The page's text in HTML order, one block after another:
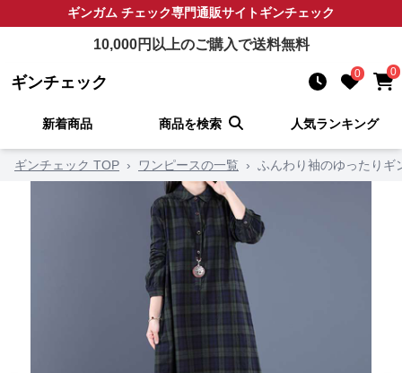
ギンガム チェック専門通販サイトギンチェック
10,000円以上のご購入で送料無料
ギンチェック 0 0
新着商品 商品を検索 人気ランキング
ギンチェック TOP › ワンピースの一覧 › ふんわり袖のゆったりギ